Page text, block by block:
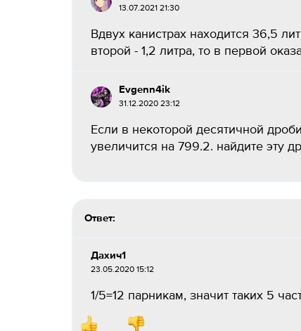
13.07.2021 21:30
Вдвух канистрах находится 36,5
второй - 1,2 литра, то в первой
Evgenn4ik
31.12.2020 23:12
Если в некоторой десятичной
увеличится на 799.2. найдите эту
Ответ:
Дахич1
23.05.2020 15:12
1/5=12 парникам, значит таких 5